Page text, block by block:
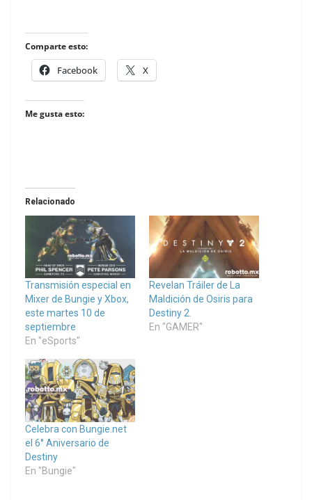
Comparte esto:
Facebook X
Me gusta esto:
Relacionado
Transmisión especial en
Mixer de Bungie y Xbox,
este martes 10 de
septiembre
En "eSports"
Revelan Tráiler de La
Maldición de Osiris para
Destiny 2.
En "GAMER"
Celebra con Bungie.net
el 6° Aniversario de
Destiny
En "Bungie"